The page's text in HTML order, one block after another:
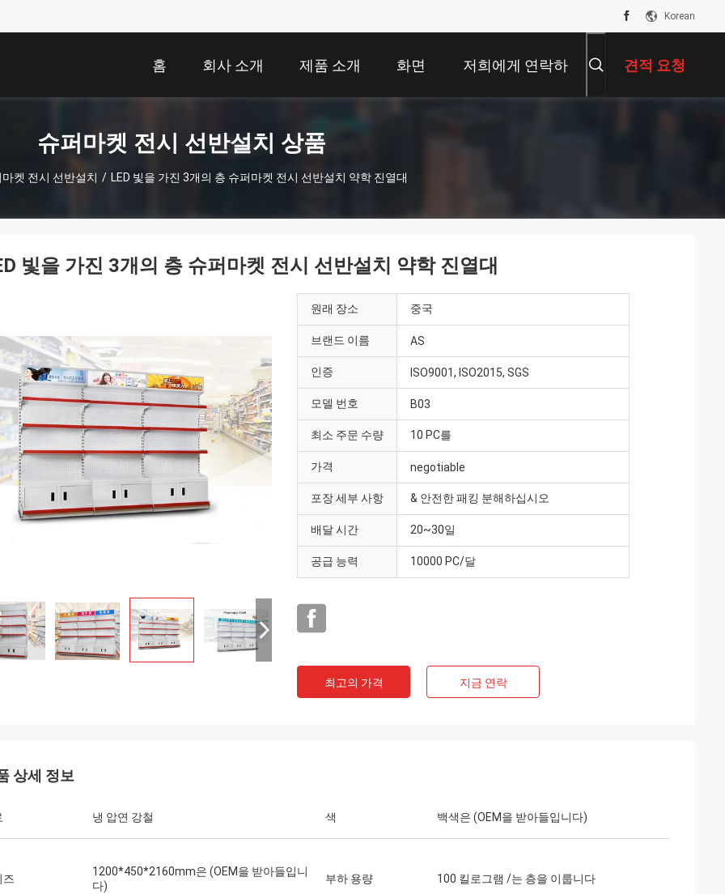
Korean
홈 회사 소개 제품 소개 화면 저희에게 연락하 견적 요청
슈퍼마켓 전시 선반설치 상품
켓 전시 선반설치 / LED 빛을 가진 3개의 층 슈퍼마켓 전시 선반설치 약학 진열대
Fernando
당신의 선반을 위한 감사합니다. 나의 스포츠
장비 창고는 지금 정돈되어 있 봅니다. 그리
Habeeb Rahman
감사합니다 코코야자. 많은 클라이언트는 나
의 옷 상점을 칭찬합니다. 그것은 지상 처리
빛을 가진 3개의 층 슈퍼마켓 전시 선반설치 약학 진열대
원래 장소 중국
브랜드 이름 AS
인증 ISO9001, ISO2015, SGS
모델 번호 B03
최소 주문 수량 10 PC를
가격 negotiable
포장 세부 사항 & 안전한 패킹 분해하십시오
배달 시간 20~30일
공급 능력 10000 PC/달
최고의 가격 지금 연락
상세 정보
냉 압연 강철 색 백색은 (OEM을 받아들입니다)
즈
1200*450*2160mm은 (OEM을 받아들입니
다)
부하 용량 100 킬로그램 /는 층을 이룹니다